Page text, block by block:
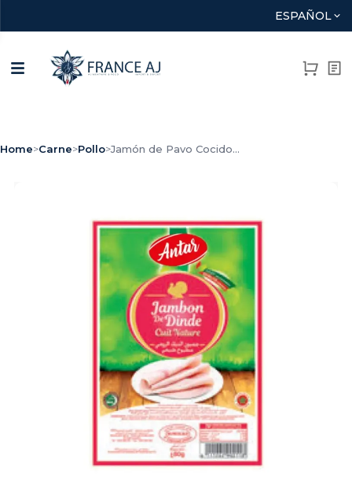
ESPAÑOL
Home>Carne>Pollo>Jamón de Pavo Cocido...